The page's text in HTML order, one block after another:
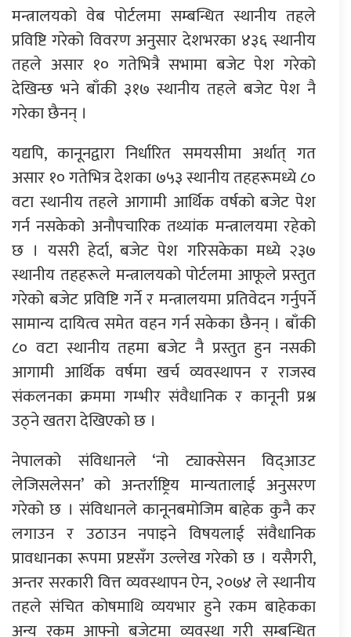
मन्त्रालयको वेब पोर्टलमा सम्बन्धित स्थानीय तहले
प्रविष्टि गरेको विवरण अनुसार देशभरका ४३६ स्थानीय
तहले असार १० गतेभित्रै सभामा बजेट पेश गरेको
देखिन्छ भने बाँकी ३१७ स्थानीय तहले बजेट पेश नै
गरेका छैनन् ।
यद्यपि, कानूनद्वारा निर्धारित समयसीमा अर्थात् गत
असार १० गतेभित्र देशका ७५३ स्थानीय तहहरूमध्ये ८०
वटा स्थानीय तहले आगामी आर्थिक वर्षको बजेट पेश
गर्न नसकेको अनौपचारिक तथ्यांक मन्त्रालयमा रहेको
छ । यसरी हेर्दा, बजेट पेश गरिसकेका मध्ये २३७
स्थानीय तहहरूले मन्त्रालयको पोर्टलमा आफूले प्रस्तुत
गरेको बजेट प्रविष्टि गर्ने र मन्त्रालयमा प्रतिवेदन गर्नुपर्ने
सामान्य दायित्व समेत वहन गर्न सकेका छैनन् । बाँकी
८० वटा स्थानीय तहमा बजेट नै प्रस्तुत हुन नसकी
आगामी आर्थिक वर्षमा खर्च व्यवस्थापन र राजस्व
संकलनका क्रममा गम्भीर संवैधानिक र कानूनी प्रश्न
उठ्ने खतरा देखिएको छ ।
नेपालको संविधानले ‘नो ट्याक्सेसन विद्आउट
लेजिसलेसन’ को अन्तर्राष्ट्रिय मान्यतालाई अनुसरण
गरेको छ । संविधानले कानूनबमोजिम बाहेक कुनै कर
लगाउन र उठाउन नपाइने विषयलाई संवैधानिक
प्रावधानका रूपमा प्रष्टसँग उल्लेख गरेको छ । यसैगरी,
अन्तर सरकारी वित्त व्यवस्थापन ऐन, २०७४ ले स्थानीय
तहले संचित कोषमाथि व्ययभार हुने रकम बाहेकका
अन्य रकम आफ्नो बजेटमा व्यवस्था गरी सम्बन्धित